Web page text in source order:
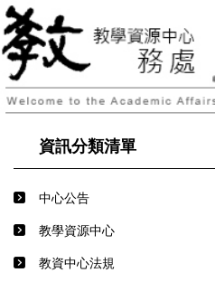
跳
到
主
要
內
容
資訊分類清單
中心公告
教學資源中心
教資中心法規